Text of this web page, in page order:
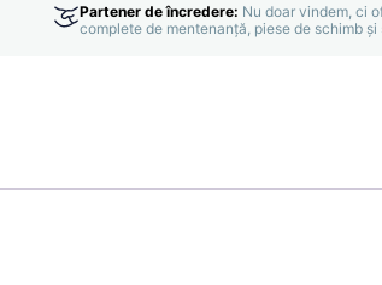
Partener de încredere: Nu doar vindem, ci
complete de mentenanță, piese de schimb și